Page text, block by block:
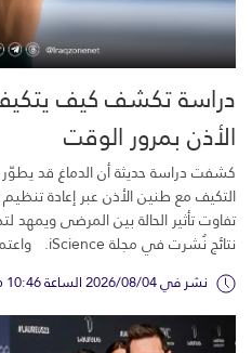
دراسة تكشف كيف
الأذن بمرور الوقت
كشفت دراسة حديثة أن الدماغ قد
التكيف مع طنين الأذن عبر إعادة
تفاوت تأثير الحالة بين المرضى ويمهد
نتائج نُشرت في مجلة iScience. واعتمد...
نشر في 2026/08/04 الساعة 10:46 م